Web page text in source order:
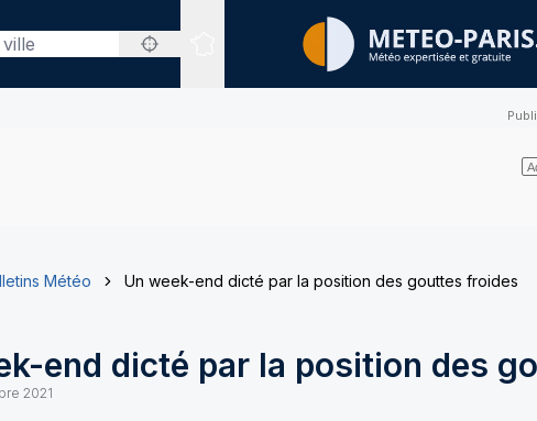
Sites expertisés
Météo Un week-end dicté par la position des gouttes froides
end dicté par la position des
2021